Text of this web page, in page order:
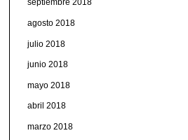
septiembre 2018
agosto 2018
julio 2018
junio 2018
mayo 2018
abril 2018
marzo 2018